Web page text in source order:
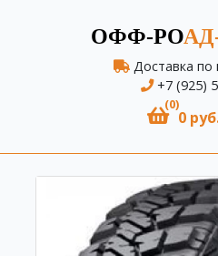
ОФФ-РО
Доставка по
+7 (925)
(0)
0